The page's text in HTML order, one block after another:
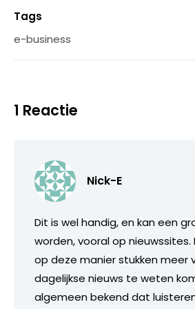
Tags
e-business
1 Reactie
Nick-E
Dit is wel handig, en kan een
worden, vooral op nieuwssites.
op deze manier stukken meer
dagelijkse nieuws te weten
algemeen bekend dat